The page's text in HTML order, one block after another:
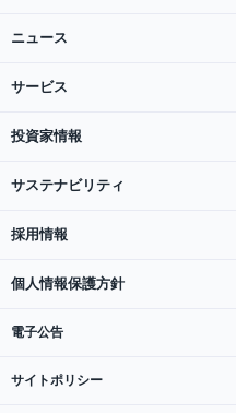
ニュース
サービス
投資家情報
サステナビリティ
採用情報
個人情報保護方針
電子公告
サイトポリシー